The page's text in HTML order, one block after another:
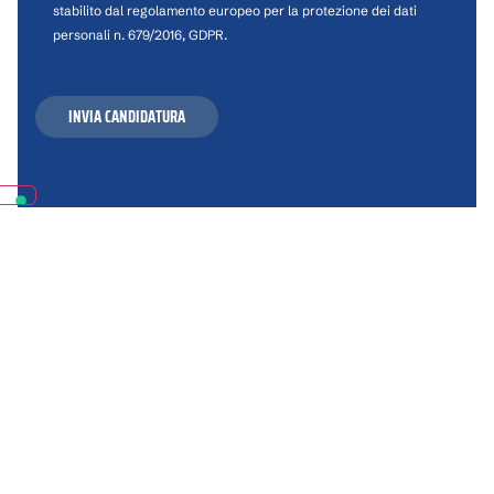
stabilito dal regolamento europeo per la protezione dei dati
personali n. 679/2016, GDPR.
prega
lasciare